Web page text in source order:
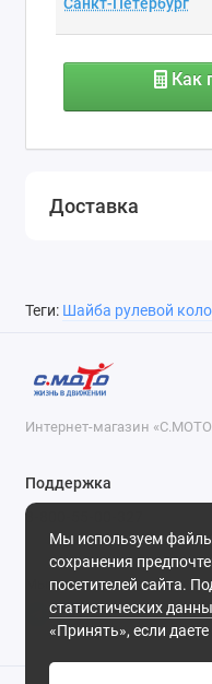
Как
Доставка
Теги: Шайба рулевой
Мы используем файлы
сохранения
посетителей сайта.
статистических
«Принять», если
Интернет-магазин
Поддержка
8-800-55-00-327
Будни, с 09-30 до 18-30
Мы в сети